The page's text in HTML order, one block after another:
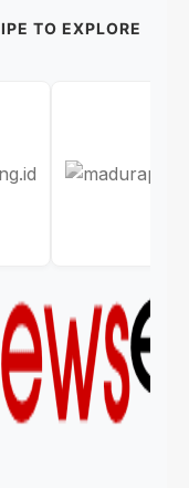
TO EXPLORE